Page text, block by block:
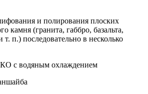
и полирования плоских
камня (гранита, габбро, базальта,
п.) последовательно в несколько
с водяным охлаждением